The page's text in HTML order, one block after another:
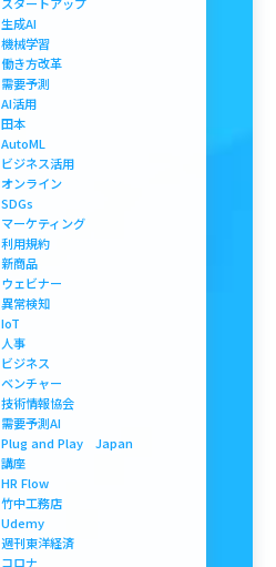
スタートアップ
生成AI
機械学習
働き方改革
需要予測
AI活用
田本
AutoML
ビジネス活用
オンライン
SDGs
マーケティング
利用規約
新商品
ウェビナー
異常検知
IoT
人事
ビジネス
ベンチャー
技術情報協会
需要予測AI
Plug and Play Japan
講座
HR Flow
竹中工務店
Udemy
週刊東洋経済
コロナ